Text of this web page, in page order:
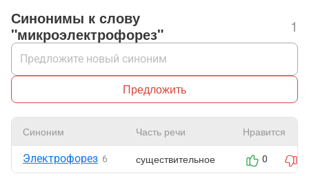
Синонимы к слову
"микроэлектрофорез"
1
Предложить
Синоним Часть речи Нравится
Электрофорез 6 существительное 0